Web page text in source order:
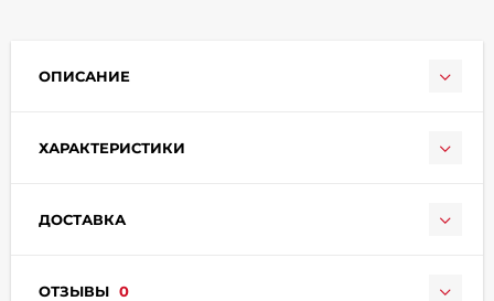
ОПИСАНИЕ
ХАРАКТЕРИСТИКИ
ДОСТАВКА
ОТЗЫВЫ 0